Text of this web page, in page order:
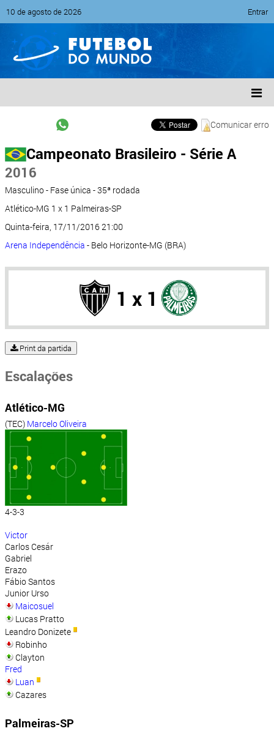
10 de agosto de 2026 Entrar
Comunicar erro
Campeonato Brasileiro - Série A
2016
Masculino - Fase única - 35ª rodada
Atlético-MG 1 x 1 Palmeiras-SP
Quinta-feira, 17/11/2016 21:00
Arena Independência - Belo Horizonte-MG (BRA)
1 x 1
Print da partida
Escalações
Atlético-MG
(TEC) Marcelo Oliveira
4-3-3
Victor
Carlos Cesár
Gabriel
Erazo
Fábio Santos
Junior Urso
Maicosuel
Lucas Pratto
Leandro Donizete
Robinho
Clayton
Fred
Luan
Cazares
Palmeiras-SP